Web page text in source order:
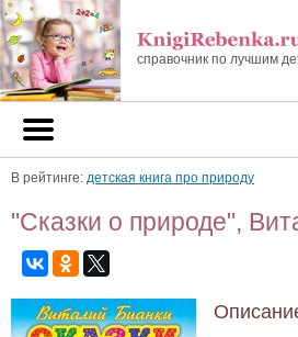
справочник по лучшим
В рейтинге: детская книга про природу
"Сказки о природе",